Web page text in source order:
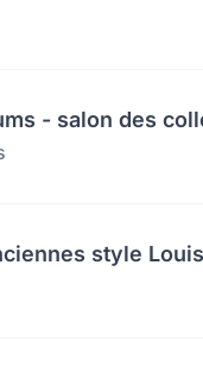
- salon des
style